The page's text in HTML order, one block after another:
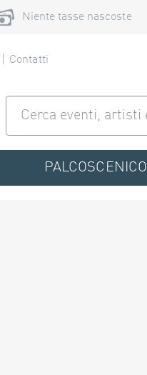
Niente tasse nascoste
Contatti
PALCOSCENICO